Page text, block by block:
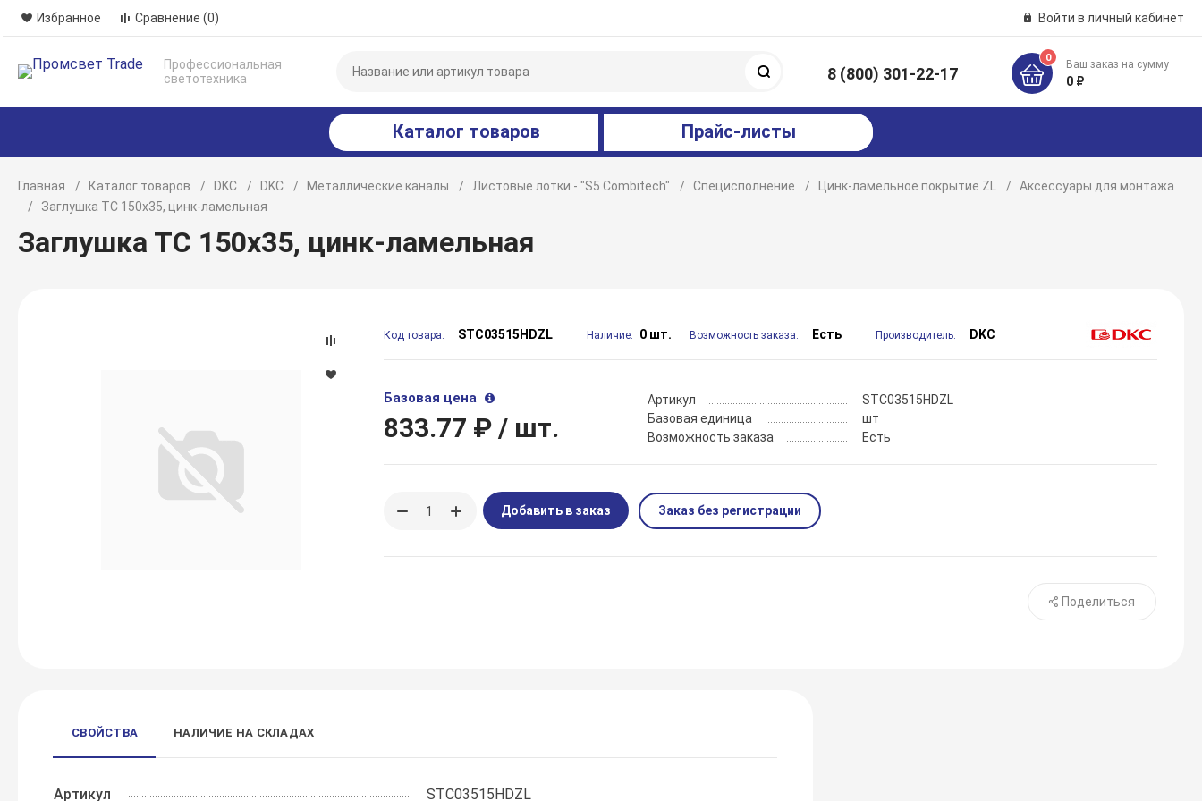
Избранное Сравнение (0) Войти в личный кабинет
Профессиональная
светотехника
8 (800) 301-22-17
0
Ваш заказ на сумму
0 ₽
Каталог товаров Прайс-листы
Главная Каталог товаров DKC DKC Металлические каналы Листовые лотки - "S5 Combitech" Специсполнение Цинк-ламельное покрытие ZL
Аксессуары для монтажа
Заглушка ТС 150х35, цинк-ламельная
Заглушка ТС 150х35, цинк-ламельная
Код товара: STC03515HDZL Наличие: 0 шт. Возможность заказа: Есть Производитель: DKC
Базовая цена
833.77 ₽ / шт.
Артикул
STC03515HDZL
Базовая единица
шт
Возможность заказа
Есть
Добавить в заказ Заказ без регистрации
Поделиться
СВОЙСТВА НАЛИЧИЕ НА СКЛАДАХ
Артикул STC03515HDZL